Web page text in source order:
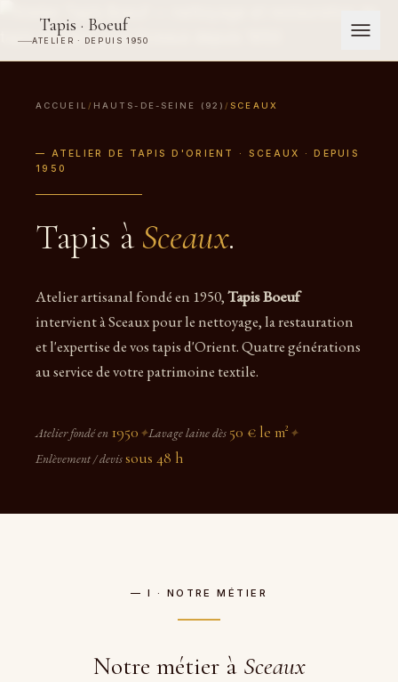
Tapis · Boeuf
ATELIER · DEPUIS 1950
ACCUEIL / HAUTS-DE-SEINE (92) /SCEAUX
— ATELIER DE TAPIS D'ORIENT · SCEAUX · DEPUIS
1950
Tapis à Sceaux.
Atelier artisanal fondé en 1950,Tapis Boeuf
intervient à Sceaux pour le nettoyage, la restauration
et l'expertise de vos tapis d'Orient. Quatre générations
au service de votre patrimoine textile.
Atelier fondé en 1950 ✦Lavage laine dès 50 € le m² ✦
Enlèvement / devissous 48 h
— I · NOTRE MÉTIER
Notre métier à Sceaux